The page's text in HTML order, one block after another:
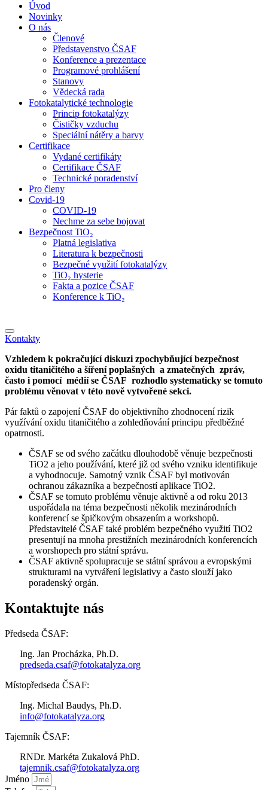
Úvod
Novinky
O nás
Členové
Představenstvo ČSAF
Konference a prezentace
Programové prohlášení
Stanovy
Vědecká rada
Fotokatalytické technologie
Princip fotokatalýzy
Čističky vzduchu
Speciální nátěry a barvy
Certifikace
Vydané certifikáty
Certifikace ČSAF
Technické poradenství
Pro členy
Covid-19
COVID-19
Nechme za sebe bojovat
Bezpečnost TiO₂
Platná legislativa
Literatura k bezpečnosti
Bezpečné využití fotokatalýzy
TiO₂ hysterie
Fakta a pozice ČSAF
Konference k TiO₂
Kontakty
Vzhledem k pokračující diskuzi zpochybňující bezpečnost
oxidu titaničitého a šíření poplašných a zmatečných zpráv,
často i pomocí médií se ČSAF rozhodlo systematicky se tomuto
problému věnovat v této nově vytvořené sekci.
Pár faktů o zapojení ČSAF do objektivního zhodnocení rizik
využívání oxidu titaničitého a zohledňování principu předběžné
opatrnosti.
ČSAF se od svého začátku dlouhodobě věnuje bezpečnosti
TiO2 a jeho používání, které již od svého vzniku identifikuje
a vyhodnocuje. Samotný vznik ČSAF byl motivován
ochranou zákazníka a bezpečností aplikace TiO2.
ČSAF se tomuto problému věnuje aktivně a od roku 2013
uspořádala na téma bezpečnosti několik mezinárodních
konferencí se špičkovým obsazením a workshopů.
Představitelé ČSAF také problém bezpečného využití TiO2
presentují na mnoha prestižních mezinárodních konferencích
a worshopech pro státní správu.
ČSAF aktivně spolupracuje se státní správou a evropskými
strukturami na vytváření legislativy a často slouží jako
poradenský orgán.
Kontaktujte nás
Předseda ČSAF:
Ing. Jan Procházka, Ph.D.
predseda.csaf@fotokatalyza.org
Místopředseda ČSAF:
Ing. Michal Baudys, Ph.D.
info@fotokatalyza.org
Tajemník ČSAF:
RNDr. Markéta Zukalová PhD.
tajemnik.csaf@fotokatalyza.org
Jméno